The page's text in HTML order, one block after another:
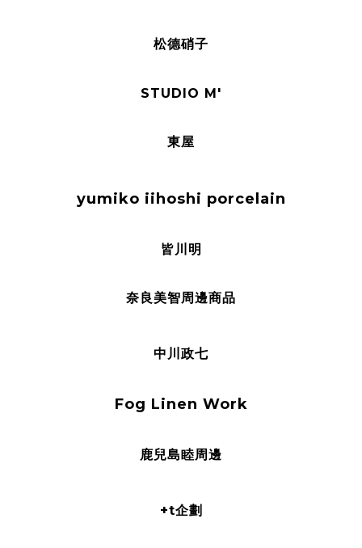
松德硝子
STUDIO M'
東屋
yumiko iihoshi porcelain
皆川明
奈良美智周邊商品
中川政七
Fog Linen Work
鹿兒島睦周邊
+t企劃